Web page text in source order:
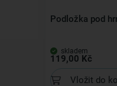
Podložka pod
skladem
119,00 Kč
Vložit do